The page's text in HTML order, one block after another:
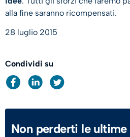
alla fine saranno ricompensati.
28 luglio 2015
Condividi su
Non perderti le